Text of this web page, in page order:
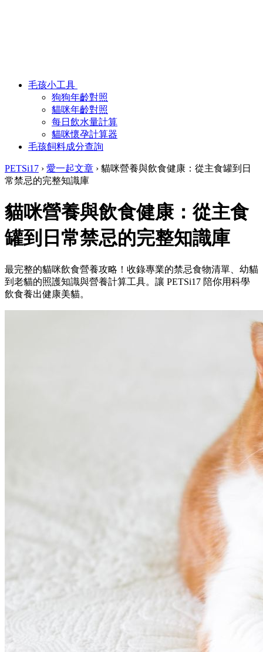
毛孩小工具
狗狗年齡對照
貓咪年齡對照
每日飲水量計算
貓咪懷孕計算器
毛孩飼料成分查詢
PETSi17 › 愛一起文章 › 貓咪營養與飲食健康：從主食罐到日
常禁忌的完整知識庫
貓咪營養與飲食健康：從主食
罐到日常禁忌的完整知識庫
最完整的貓咪飲食營養攻略！收錄專業的禁忌食物清單、幼貓
到老貓的照護知識與營養計算工具。讓 PETSi17 陪你用科學
飲食養出健康美貓。